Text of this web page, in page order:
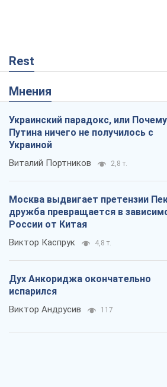
Rest
Мнения
Украинский парадокс, или
Путина ничего не получилось с
Украиной
Виталий Портников 2,8 т.
Москва выдвигает претензии
дружба превращается в
России от Китая
Виктор Каспрук 4,8 т.
Дух Анкориджа окончательно
испарился
Виктор Андрусив 117